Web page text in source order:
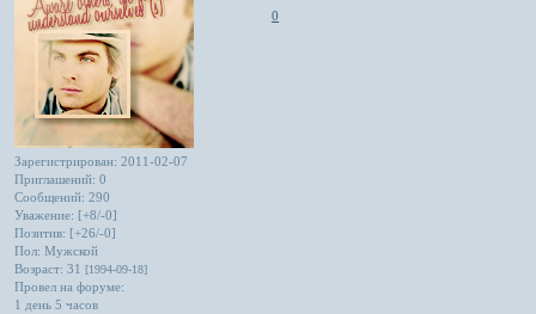
Зарегистрирован: 2011-02-07
Приглашений: 0
Сообщений: 290
Уважение: [+8/-0]
Позитив: [+26/-0]
Пол: Мужской
Возраст: 31[1994-09-18]
Провел на форуме:
1 день 5 часов
0